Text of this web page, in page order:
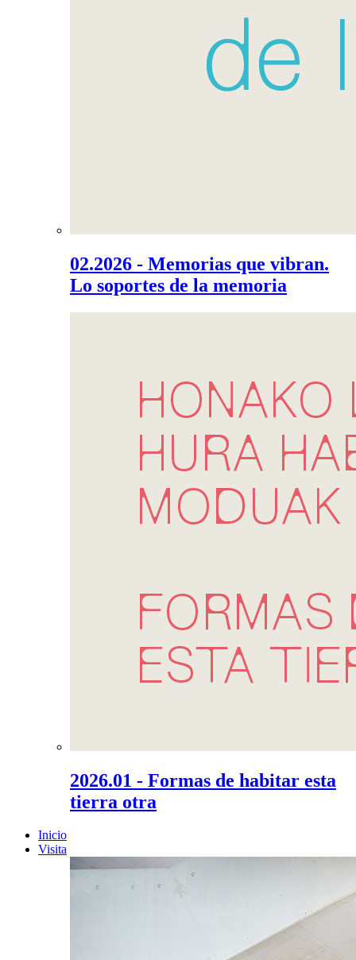
02.2026 - Memorias que vibran.
Lo soportes de la memoria
2026.01 - Formas de habitar esta
tierra otra
Inicio
Visita